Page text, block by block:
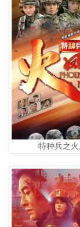
特种兵之